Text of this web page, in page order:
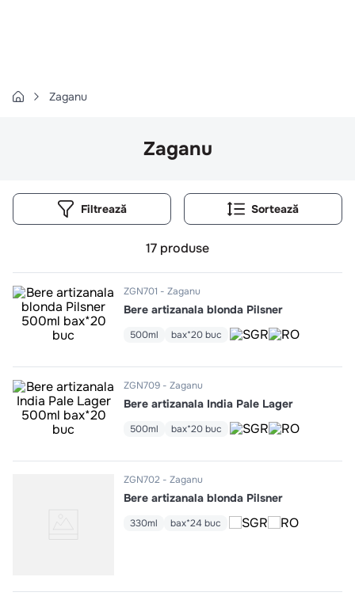
3.
pui
7. ceafa
8. aripi
10.pizza
Zaganu
Zaganu
Filtrează
17 produse
ZGN701 Zaganu
Bere artizanala blonda Pilsner
500ml bax*20 buc
ZGN709 Zaganu
Bere artizanala India Pale Lager
500ml bax*20 buc
ZGN702 Zaganu
Bere artizanala blonda Pilsner
330ml bax*24 buc